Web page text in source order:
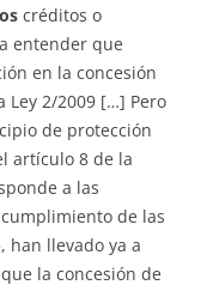
créditos o
entender que
en la concesión
Ley 2/2009 […] Pero
de protección
artículo 8 de la
a las
de las
han llevado ya a
la concesión de